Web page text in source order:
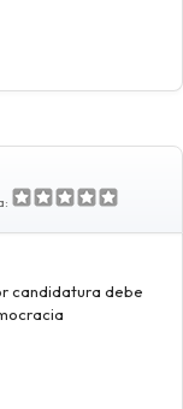
candidatura debe